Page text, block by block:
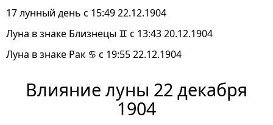
17 лунный день с 15:49 22.12.1904
Луна в знаке Близнецы ♊ с 13:43 20.12.1904
Луна в знаке Рак ♋ с 19:55 22.12.1904
Влияние луны 22 декабря
1904